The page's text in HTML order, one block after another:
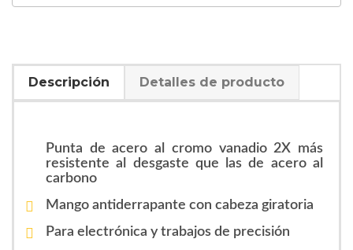
Descripción Detalles de producto
Punta de acero al cromo vanadio 2X más
resistente al desgaste que las de acero al
carbono
Mango antiderrapante con cabeza giratoria
Para electrónica y trabajos de precisión